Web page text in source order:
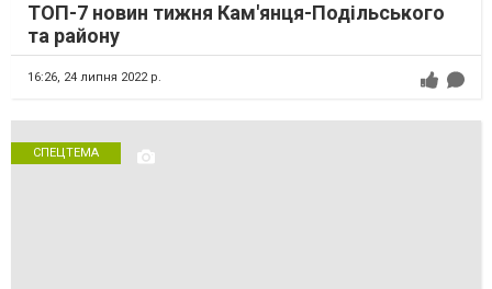
ТОП-7 новин тижня Кам'янця-Подільського
та району
16:26, 24 липня 2022 р.
СПЕЦТЕМА